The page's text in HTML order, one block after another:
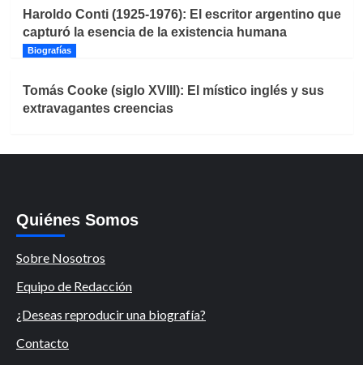
Haroldo Conti (1925-1976): El escritor argentino que
capturó la esencia de la existencia humana
Biografías
Tomás Cooke (siglo XVIII): El místico inglés y sus
extravagantes creencias
Quiénes Somos
Sobre Nosotros
Equipo de Redacción
¿Deseas reproducir una biografía?
Contacto